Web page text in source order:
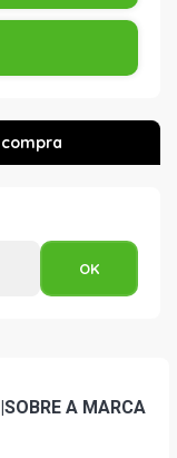
|SOBRE A MARCA